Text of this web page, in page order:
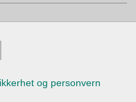
og personvern